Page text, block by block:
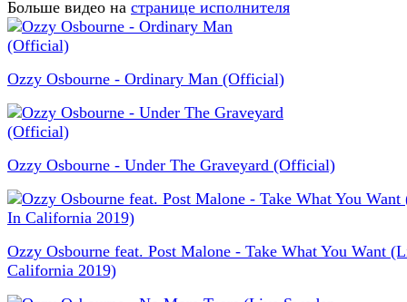
Больше видео на странице исполнителя
Ozzy Osbourne - Ordinary Man (Official)
Ozzy Osbourne - Under The Graveyard (Official)
Ozzy Osbourne feat. Post Malone - Take What You Want
California 2019)